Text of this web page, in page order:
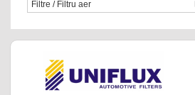
Filtre / Filtru aer